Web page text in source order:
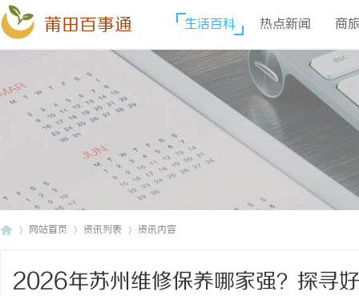
莆田百事通 生活百科 热点新闻 商
网站首页 资讯列表 资讯内容
2026年苏州维修保养哪家强？探寻